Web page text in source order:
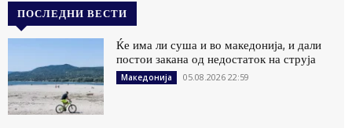
ПОСЛЕДНИ ВЕСТИ
Ќе има ли суша и во македонија, и дали
постои закана од недостаток на струја
Македонија 05.08.2026 22:59